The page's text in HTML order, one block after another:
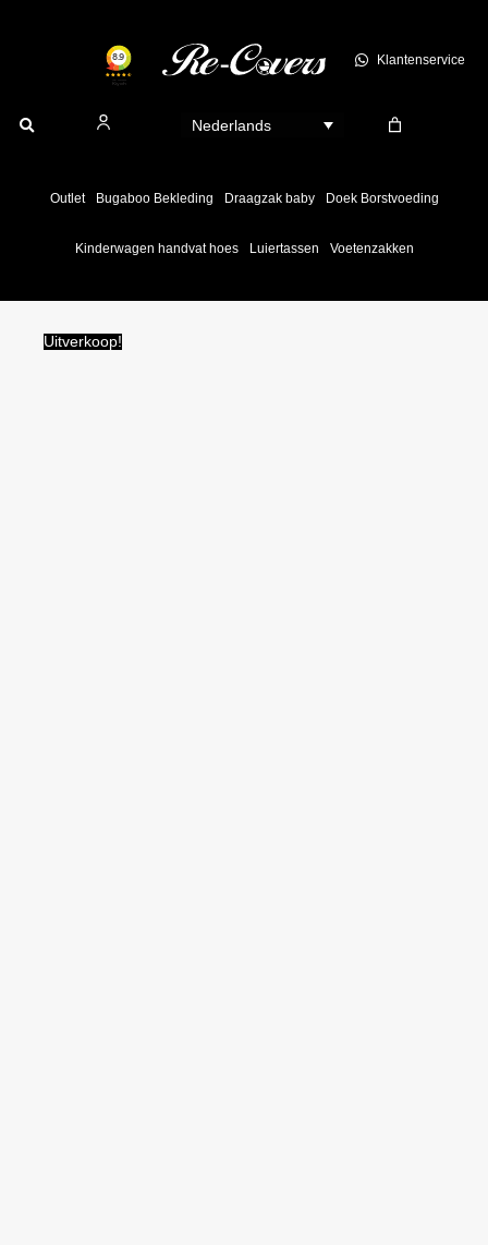
Klantenservice
Nederlands
Outlet Bugaboo Bekleding Draagzak baby Doek Borstvoeding
Kinderwagen handvat hoes Luiertassen Voetenzakken
Uitverkoop!